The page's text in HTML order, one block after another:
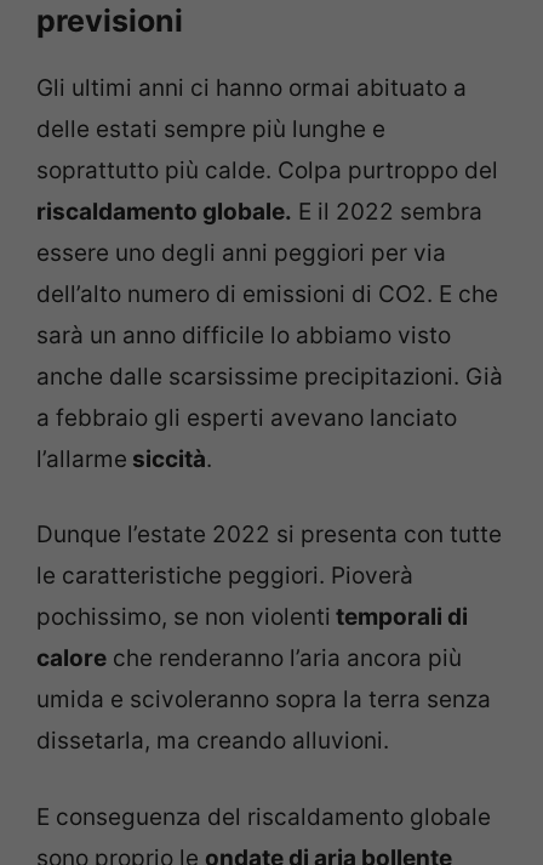
previsioni
Gli ultimi anni ci hanno ormai abituato a
delle estati sempre più lunghe e
soprattutto più calde. Colpa purtroppo del
riscaldamento globale. E il 2022 sembra
essere uno degli anni peggiori per via
dell’alto numero di emissioni di CO2. E che
sarà un anno difficile lo abbiamo visto
anche dalle scarsissime precipitazioni. Già
a febbraio gli esperti avevano lanciato
l’allarme siccità.
Dunque l’estate 2022 si presenta con tutte
le caratteristiche peggiori. Pioverà
pochissimo, se non violenti temporali di
calore che renderanno l’aria ancora più
umida e scivoleranno sopra la terra senza
dissetarla, ma creando alluvioni.
E conseguenza del riscaldamento globale
sono proprio le ondate di aria bollente